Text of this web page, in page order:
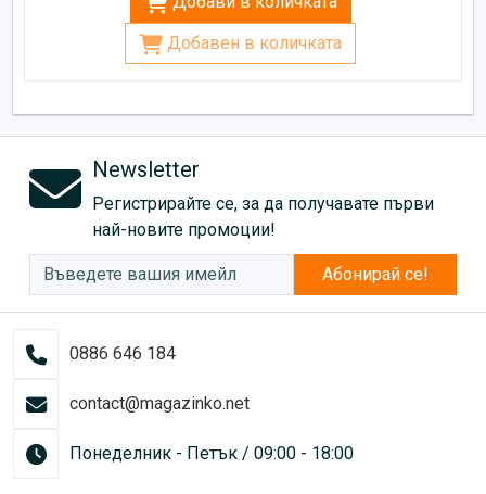
Добавен в количката
Newsletter
Регистрирайте се, за да получавате първи
най-новите промоции!
Абонирай се!
0886 646 184
contact@magazinko.net
Понеделник - Петък / 09:00 - 18:00